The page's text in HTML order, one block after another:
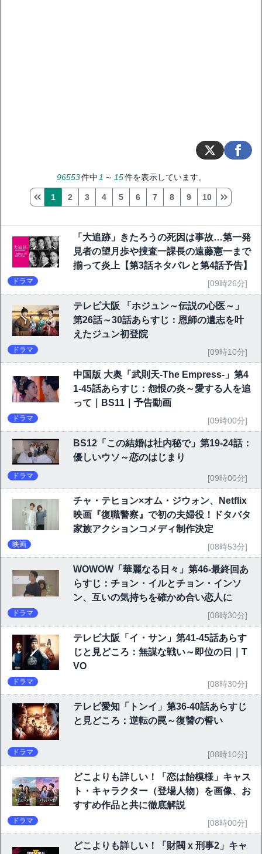
96553件中 1 ～ 15件を表示しています。
1 2 3 4 5 6 7 8 9 10
「大追跡」きたろうの死因は事故…第一発
見者の望月歩や捜査一課長の遠藤憲一まで
揃って炎上【第3話ネタバレと第4話予告】
ドラマ [09時26分]
テレビ大阪 「ホジュン～伝説の心医～」
第26話～30話あらすじ：恩師の遺志を叶
えたジュン初登院
ドラマ [09時10分]
中国版 大奥「武則天-The Empress-」第4
1-45話あらすじ：怨恨の炎～愛する人を追
って｜BS11｜予告動画
ドラマ [09時00分]
BS12「この結婚は社内秘で」第19-24話：
優しいウソ～恋のはじまり
ドラマ [09時00分]
チャ・テヒョン×オム・ジウォン、Netflix
映画『復職警察』で初の夫婦役！ドタバタ
家族アクションコメディ制作決定
映画 [08時53分]
WOWOW「華麗なる日々」第46-最終回あ
らすじ：チョン・イルとチョン・インソ
ン、互いの気持ちを確かめ合い恋人に
ドラマ [08時30分]
テレビ大阪「イ・サン」第41-45話あらす
じと見どころ：無謀な戦い～即位の日｜T
VO
ドラマ [08時30分]
テレビ愛知「トンイ」第36-40話あらすじ
と見どころ：逆転の罠～復讐の誓い
ドラマ [08時10分]
どこよりも詳しい！「恋は飴模様」キャス
ト・キャラクター（登場人物）を画像、お
すすめ作品と共に徹底解説
ドラマ [08時00分]
どこよりも詳しい！「財閥 x 刑事2」キャ